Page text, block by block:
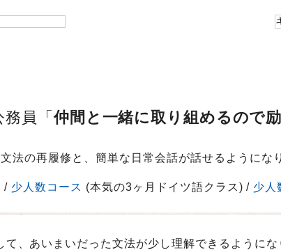
務員 仲間と一緒に取り組めるので
法の再履修と、簡単な日常会話が話せるようにな
少人数コース (本気の3ヶ月ドイツ語クラス) 少人
て、あいまいだった文法が少し理解できるように